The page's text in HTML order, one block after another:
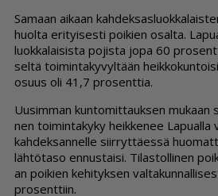
Sa­maan ai­kaan
huol­ta eri­tyi­ses­ti poi­kien osal­ta.
luok­ka­lai­sis­ta po­jis­ta jopa 60
sel­tä toi­min­ta­ky­vyl­tään
osuus oli 41,7 pro­sent­tia.
Uu­sim­man kun­to­mit­tauk­sen
nen toi­min­ta­ky­ky heik­ke­nee La­pu­al­la
kah­dek­san­nel­le siir­ryt­tä­es­sä
läh­tö­ta­so en­nus­tai­si. Ti­las­tol­li­nen
an poi­kien ke­hi­tyk­sen
pro­sent­tiin.